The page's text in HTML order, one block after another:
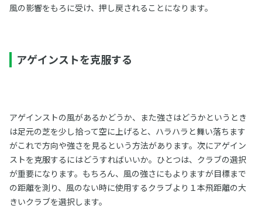
風の影響をもろに受け、押し戻されることになります。
アゲインストを克服する
アゲインストの風があるかどうか、また強さはどうかというとき
は足元の芝を少し拾って空に上げると、ハラハラと舞い落ちます
がこれで方向や強さを見るという方法があります。次にアゲイン
ストを克服するにはどうすればいいか。ひとつは、クラブの選択
が重要になります。もちろん、風の強さにもよりますが目標まで
の距離を測り、風のない時に使用するクラブより１本飛距離の大
きいクラブを選択します。